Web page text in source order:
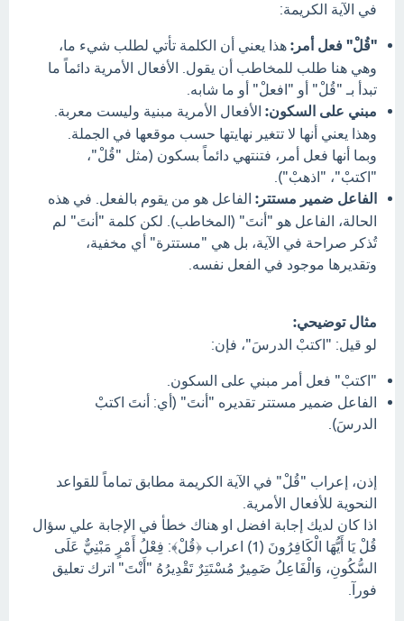
في الآية الكريمة:
"قُلْ" فعل أمر: هذا يعني أن الكلمة تأتي لطلب شيء ما،
وهي هنا طلب للمخاطب أن يقول. الأفعال الأمرية دائماً ما
تبدأ بـ "قُلْ" أو "افعلْ" أو ما شابه.
مبني على السكون: الأفعال الأمرية مبنية وليست معربة.
وهذا يعني أنها لا تتغير نهايتها حسب موقعها في الجملة.
وبما أنها فعل أمر، فتنتهي دائماً بسكون (مثل "قُلْ"،
"اكتبْ"، "اذهبْ").
الفاعل ضمير مستتر: الفاعل هو من يقوم بالفعل. في هذه
الحالة، الفاعل هو "أنتَ" (المخاطب). لكن كلمة "أنتَ" لم
تُذكر صراحة في الآية، بل هي "مستترة" أي مخفية،
وتقديرها موجود في الفعل نفسه.
مثال توضيحي:
لو قيل: "اكتبْ الدرسَ"، فإن:
"اكتبْ" فعل أمر مبني على السكون.
الفاعل ضمير مستتر تقديره "أنتَ" (أي: أنتَ اكتبْ
الدرسَ).
إذن، إعراب "قُلْ" في الآية الكريمة مطابق تماماً للقواعد
النحوية للأفعال الأمرية.
اذا كان لديك إجابة افضل او هناك خطأ في الإجابة علي سؤال
قُلْ يَا أَيُّهَا الْكَافِرُونَ (1) اعراب ﴿قُلْ﴾: فِعْلُ أَمْرٍ مَبْنِيٌّ عَلَى
السُّكُونِ، وَالْفَاعِلُ ضَمِيرٌ مُسْتَتِرٌ تَقْدِيرُهُ "أَنْتَ" اترك تعليق
فورآ.